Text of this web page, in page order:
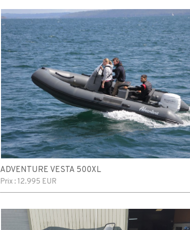
ADVENTURE VESTA 500XL
Prix :12.995 EUR